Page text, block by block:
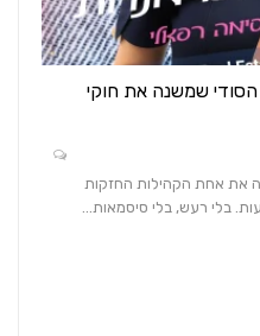
שמשנה את חוקי
את אחת הקהילות החזקות
בלי רעש, בלי סיסמאות…